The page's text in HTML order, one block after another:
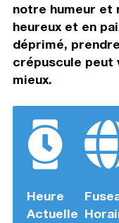
notre humeur et
heureux et en
déprimé,
crépuscule peut
mieux.
Heure
Actuelle